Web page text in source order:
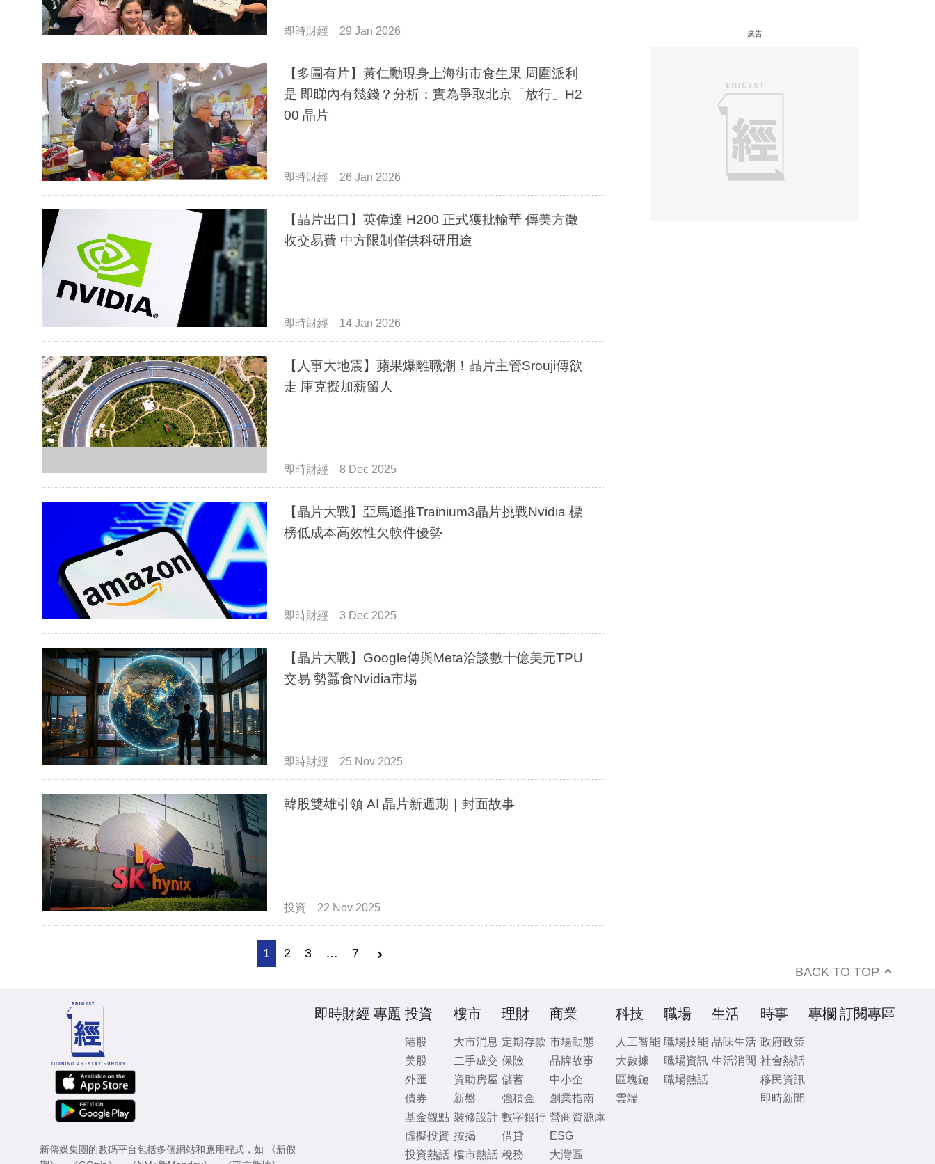
即時財經 29 Jan 2026
【多圖有片】黃仁勳現身上海街市食生果 周圍派利
是 即睇內有幾錢？分析：實為爭取北京「放行」H2
00 晶片
即時財經 26 Jan 2026
【晶片出口】英偉達 H200 正式獲批輸華 傳美方徵
收交易費 中方限制僅供科研用途
即時財經 14 Jan 2026
【人事大地震】蘋果爆離職潮！晶片主管Srouji傳欲
走 庫克擬加薪留人
即時財經 8 Dec 2025
【晶片大戰】亞馬遜推Trainium3晶片挑戰Nvidia 標
榜低成本高效惟欠軟件優勢
即時財經 3 Dec 2025
【晶片大戰】Google傳與Meta洽談數十億美元TPU
交易 勢蠶食Nvidia市場
即時財經 25 Nov 2025
韓股雙雄引領 AI 晶片新週期｜封面故事
投資 22 Nov 2025
1 2 3 … 7
廣告
BACK TO TOP
新傳媒集團的數碼平台包括多個網站和應用程式，如
《新假
即時財經 專題 投資
港股
美股
外匯
債券
基金觀點
虛擬投資
投資熱話
樓市
大市消息
二手成交
資助房屋
新盤
裝修設計
按揭
樓市熱話
理財
定期存款
保險
儲蓄
強積金
數字銀行
借貸
稅務
商業
市場動態
品牌故事
中小企
創業指南
營商資源庫
ESG
大灣區
科技
人工智能
大數據
區塊鏈
雲端
職場
職場技能
職場資訊
職場熱話
生活
品味生活
生活消閒
時事
政府政策
社會熱話
移民資訊
即時新聞
專欄 訂閱專區